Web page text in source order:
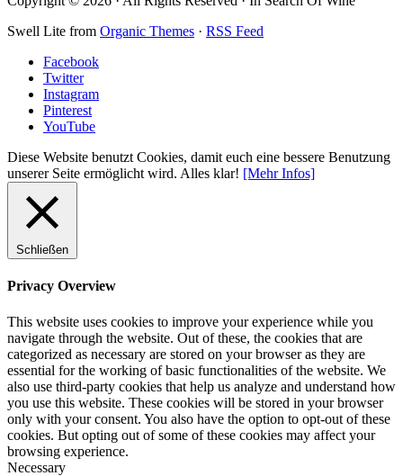
Swell Lite from Organic Themes · RSS Feed
Facebook
Twitter
Instagram
Pinterest
YouTube
Diese Website benutzt Cookies, damit euch eine bessere Benutzung
unserer Seite ermöglicht wird. Alles klar! [Mehr Infos]
Schließen
Privacy Overview
This website uses cookies to improve your experience while you
navigate through the website. Out of these, the cookies that are
categorized as necessary are stored on your browser as they are
essential for the working of basic functionalities of the website. We
also use third-party cookies that help us analyze and understand how
you use this website. These cookies will be stored in your browser
only with your consent. You also have the option to opt-out of these
cookies. But opting out of some of these cookies may affect your
browsing experience.
Necessary